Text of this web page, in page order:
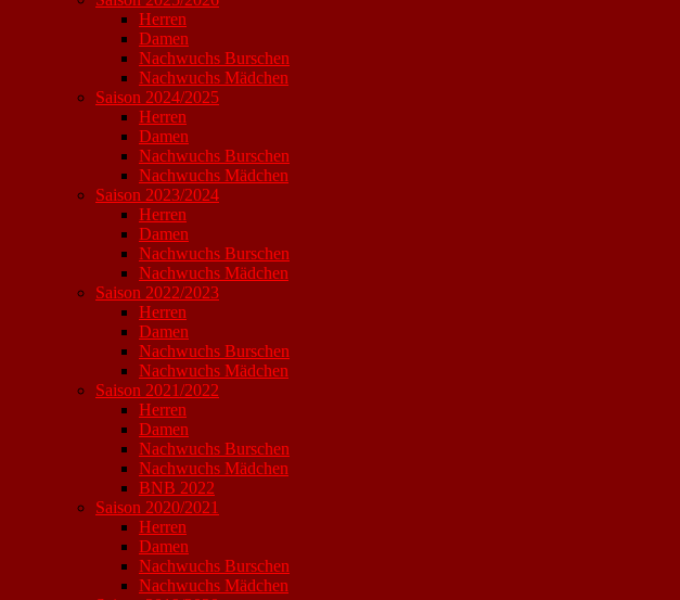
Herren
Damen
Nachwuchs Burschen
Nachwuchs Mädchen
Saison 2024/2025
Herren
Damen
Nachwuchs Burschen
Nachwuchs Mädchen
Saison 2023/2024
Herren
Damen
Nachwuchs Burschen
Nachwuchs Mädchen
Saison 2022/2023
Herren
Damen
Nachwuchs Burschen
Nachwuchs Mädchen
Saison 2021/2022
Herren
Damen
Nachwuchs Burschen
Nachwuchs Mädchen
BNB 2022
Saison 2020/2021
Herren
Damen
Nachwuchs Burschen
Nachwuchs Mädchen